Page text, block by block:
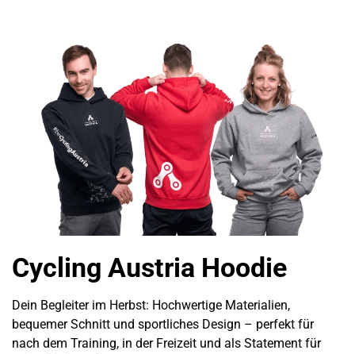
Cycling Austria Hoodie
Dein Begleiter im Herbst: Hochwertige Materialien,
bequemer Schnitt und sportliches Design – perfekt für
nach dem Training, in der Freizeit und als Statement für